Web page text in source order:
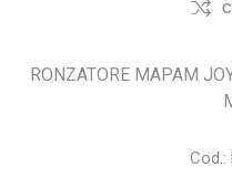
RONZATORE MAPAM
Cod.: